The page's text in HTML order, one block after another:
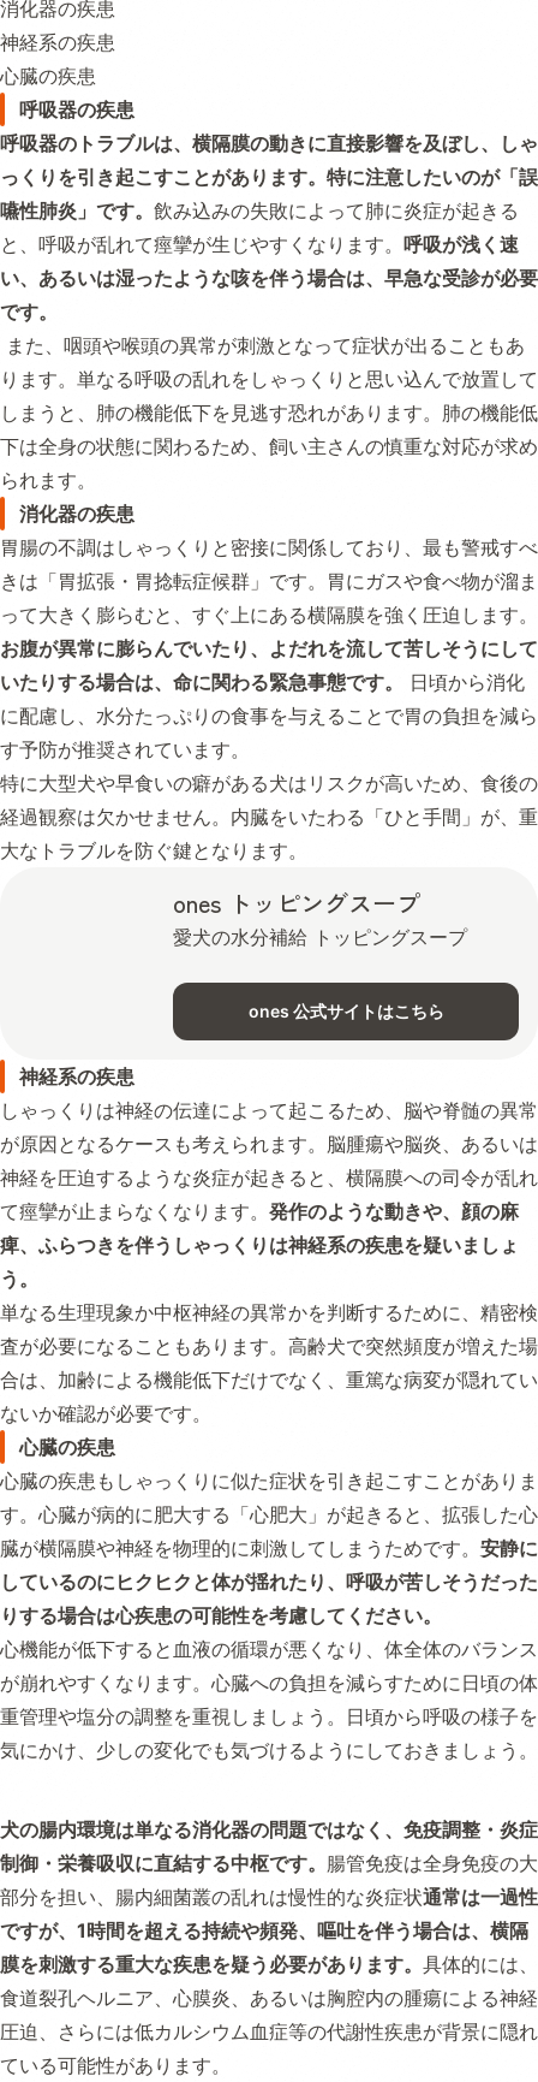
消化器の疾患
神経系の疾患
心臓の疾患
呼吸器の疾患
呼吸器のトラブルは、横隔膜の動きに直接影響を及ぼし、しゃ
っくりを引き起こすことがあります。特に注意したいのが「誤
嚥性肺炎」です。 飲み込みの失敗によって肺に炎症が起きる
と、呼吸が乱れて痙攣が生じやすくなります。 呼吸が浅く速
い、あるいは湿ったような咳を伴う場合は、早急な受診が必要
です。
また、咽頭や喉頭の異常が刺激となって症状が出ることもあ
ります。単なる呼吸の乱れをしゃっくりと思い込んで放置して
しまうと、肺の機能低下を見逃す恐れがあります。肺の機能低
下は全身の状態に関わるため、飼い主さんの慎重な対応が求め
られます。
消化器の疾患
胃腸の不調はしゃっくりと密接に関係しており、最も警戒すべ
きは「胃拡張・胃捻転症候群」です。胃にガスや食べ物が溜ま
って大きく膨らむと、すぐ上にある横隔膜を強く圧迫します。
お腹が異常に膨らんでいたり、よだれを流して苦しそうにして
いたりする場合は、命に関わる緊急事態です。
日頃から消化
に配慮し、水分たっぷりの食事を与えることで胃の負担を減ら
す予防が推奨されています。
特に大型犬や早食いの癖がある犬はリスクが高いため、食後の
経過観察は欠かせません。内臓をいたわる「ひと手間」が、重
大なトラブルを防ぐ鍵となります。
ones トッピングスープ
愛犬の水分補給 トッピングスープ
ones 公式サイトはこちら
神経系の疾患
しゃっくりは神経の伝達によって起こるため、脳や脊髄の異常
が原因となるケースも考えられます。脳腫瘍や脳炎、あるいは
神経を圧迫するような炎症が起きると、横隔膜への司令が乱れ
て痙攣が止まらなくなります。 発作のような動きや、顔の麻
痺、ふらつきを伴うしゃっくりは神経系の疾患を疑いましょ
う。
単なる生理現象か中枢神経の異常かを判断するために、精密検
査が必要になることもあります。高齢犬で突然頻度が増えた場
合は、加齢による機能低下だけでなく、重篤な病変が隠れてい
ないか確認が必要です。
心臓の疾患
心臓の疾患もしゃっくりに似た症状を引き起こすことがありま
す。心臓が病的に肥大する「心肥大」が起きると、拡張した心
臓が横隔膜や神経を物理的に刺激してしまうためです。 安静に
しているのにヒクヒクと体が揺れたり、呼吸が苦しそうだった
りする場合は心疾患の可能性を考慮してください。
心機能が低下すると血液の循環が悪くなり、体全体のバランス
が崩れやすくなります。心臓への負担を減らすために日頃の体
重管理や塩分の調整を重視しましょう。日頃から呼吸の様子を
気にかけ、少しの変化でも気づけるようにしておきましょう。
犬の腸内環境は単なる消化器の問題ではなく、免疫調整・炎症
制御・栄養吸収に直結する中枢です。 腸管免疫は全身免疫の大
部分を担い、腸内細菌叢の乱れは慢性的な炎症状通常は一過性
ですが、1時間を超える持続や頻発、嘔吐を伴う場合は、横隔
膜を刺激する重大な疾患を疑う必要があります。 具体的には、
食道裂孔ヘルニア、心膜炎、あるいは胸腔内の腫瘍による神経
圧迫、さらには低カルシウム血症等の代謝性疾患が背景に隠れ
ている可能性があります。